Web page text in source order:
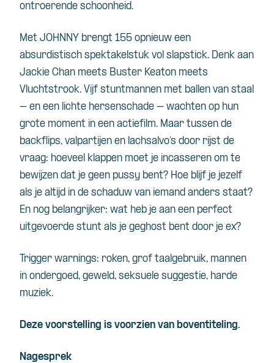
ontroerende schoonheid.
Met JOHNNY brengt 155 opnieuw een
absurdistisch spektakelstuk vol slapstick. Denk aan
Jackie Chan meets Buster Keaton meets
Vluchtstrook. Vijf stuntmannen met ballen van staal
– en een lichte hersenschade – wachten op hun
grote moment in een actiefilm. Maar tussen de
backflips, valpartijen en lachsalvo’s door rijst de
vraag: hoeveel klappen moet je incasseren om te
bewijzen dat je geen pussy bent? Hoe blijf je jezelf
als je altijd in de schaduw van iemand anders staat?
En nog belangrijker: wat heb je aan een perfect
uitgevoerde stunt als je geghost bent door je ex?
Trigger warnings: roken, grof taalgebruik, mannen
in ondergoed, geweld, seksuele suggestie, harde
muziek.
Deze voorstelling is voorzien van boventiteling.
Nagesprek